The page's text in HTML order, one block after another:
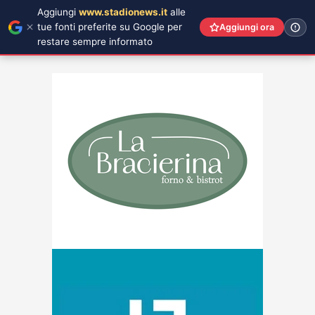
Aggiungi www.stadionews.it alle
tue fonti preferite su Google per
restare sempre informato
Aggiungi ora